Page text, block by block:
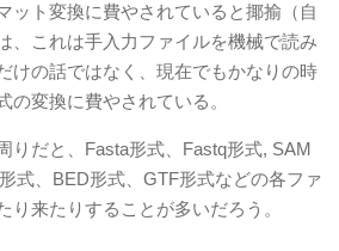
ット変換に費やされていると揶揄（自
、これは手入力ファイルを機械で読み
けの話ではなく、現在でもかなりの時
の変換に費やされている。
りだと、Fasta形式、Fastq形式, SAM
式、BED形式、GTF形式などの各ファ
り来たりすることが多いだろう。